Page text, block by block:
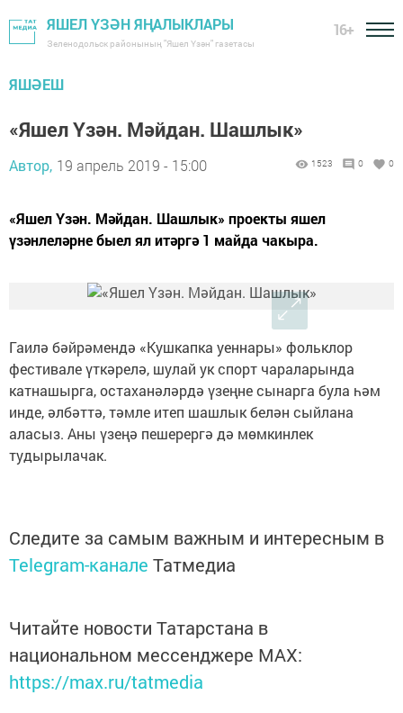
ЯШЕЛ ҮЗӘН ЯҢАЛЫКЛАРЫ
Зеленодольск районының "Яшел Үзән" газетасы
16+
ЯШӘЕШ
«Яшел Үзән. Мәйдан. Шашлык»
Автор, 19 апрель 2019 - 15:00 1523 0 0
«Яшел Үзән. Мәйдан. Шашлык» проекты яшел
үзәнлеләрне быел ял итәргә 1 майда чакыра.
Гаилә бәйрәмендә «Кушкапка уеннары» фольклор
фестивале үткәрелә, шулай ук спорт чараларында
катнашыр­га, остаханәләрдә үзеңне сынарга була һәм
инде, әлбәттә, тәмле итеп шашлык белән сыйлана
аласыз. Аны үзеңә пешерергә дә мөмкинлек
тудырылачак.
Следите за самым важным и интересным в
Telegram-канале Татмедиа
Читайте новости Татарстана в
национальном мессенджере MАХ:
https://max.ru/tatmedia